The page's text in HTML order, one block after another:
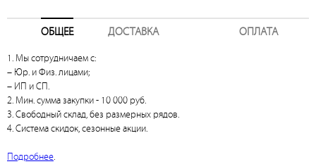
ОБЩЕЕ ДОСТАВКА ОПЛАТА
1. Мы сотрудничаем с:
– Юр. и Физ. лицами;
– ИП и СП.
2. Мин. сумма закупки - 10 000 руб.
3. Свободный склад, без размерных рядов.
4. Система скидок, сезонные акции.
Подробнее.